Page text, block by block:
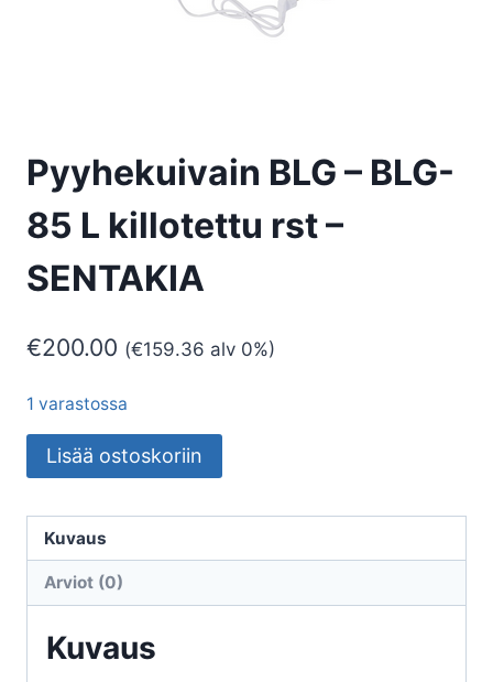
Pyyhekuivain BLG – BLG-
85 L killotettu rst –
SENTAKIA
€200.00 (€159.36 alv 0%)
1 varastossa
Pyyhekuivain
BLG
BLG-
85
rst
Lisää ostoskoriin
Kuvaus
Arviot (0)
Kuvaus